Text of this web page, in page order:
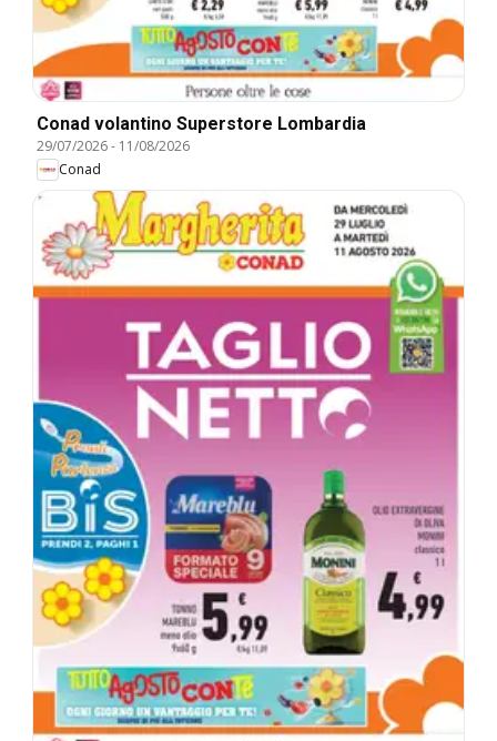
Conad volantino Superstore Lombardia
29/07/2026- 11/08/2026
Conad